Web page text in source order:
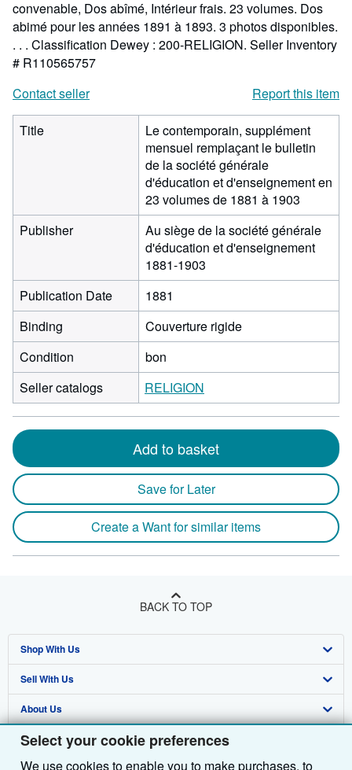
Select your cookie preferences
We use cookies to enable you to make purchases, to
convenable, Dos abîmé, Intérieur frais. 23 volumes. Dos
abimé pour les années 1891 à 1893. 3 photos disponibles.
. . . Classification Dewey : 200-RELIGION. Seller Inventory
# R110565757
Contact seller
Report this item
Title
Le contemporain, supplément
mensuel remplaçant le bulletin
de la société générale
d'éducation et d'enseignement en
23 volumes de 1881 à 1903
Publisher
Au siège de la société générale
d'éducation et d'enseignement
1881-1903
Publication Date
1881
Binding
Couverture rigide
Condition
bon
Seller catalogs
RELIGION
Add to basket
Save for Later
Create a Want for similar items
BACK TO TOP
Shop With Us
Advanced Search
Browse Collections
My Account
Sell With Us
Start Selling
Join Our Affiliate Programme
About Us
About AbeBooks
Find Help